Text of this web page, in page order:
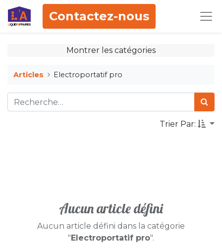
Contactez-nous
Montrer les catégories
Articles Electroportatif pro
Trier Par:
Aucun article défini
Aucun article défini dans la catégorie
" Electroportatif pro".